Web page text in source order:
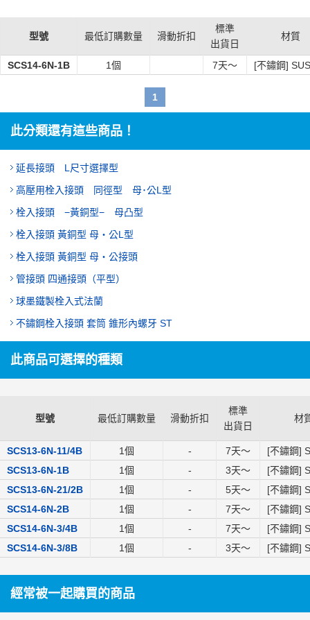
型號 最低訂購數量 滑動折扣
標準
出貨日
材質
SCS14-6N-1B 1個 7天～ [不鏽鋼]
1
此分類還有這些商品！
延長接頭 L尺寸選擇型
高壓用栓入接頭 同徑型 母･公L型
栓入接頭 −黃銅型− 母凸型
栓入接頭 黃銅型 母・公L型
栓入接頭 黃銅型 母・公接頭
管接頭 四通接頭（平型）
球墨鐵製栓入式法蘭
不鏽鋼栓入接頭 套筒 錐形內螺牙 ST
此商品可選擇的種類
型號 最低訂購數量 滑動折扣
標準
出貨日
材
SCS13-6N-11/4B 1個 - 7天～
[不鏽鋼]
SCS13-6N-1B
1個 - 3天～
[不鏽鋼]
SCS13-6N-21/2B
1個 - 5天～
[不鏽鋼]
SCS14-6N-2B
1個 - 7天～
[不鏽鋼]
SCS14-6N-3/4B
1個 - 7天～
[不鏽鋼]
SCS14-6N-3/8B
1個 - 3天～ [不鏽鋼]
經常被一起購買的商品